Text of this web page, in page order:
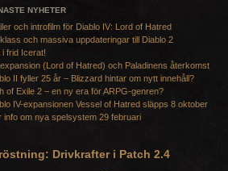
NYHETER
och introfilm för Diablo IV: Lord of Hatred
och massiva uppdateringar till Diablo 2
i frid Icerat!
(Lord of Hatred) och Paladinens återkomst
II fyller 25 år – Blizzard hintar om nytt innehåll?
of Exile 2 – en ny era för ARPG-genren?
IV-expansionen Vessel of Hatred släpps 8 oktober
info om nya spelsystem 29 februari
Drivkrafter i Patch 2.4